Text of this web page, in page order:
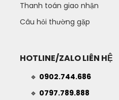
Thanh toán giao nhận
Câu hỏi thường gặp
HOTLINE/ZALO LIÊN HỆ
🔹 0902.744.686
🔹 0797.789.888